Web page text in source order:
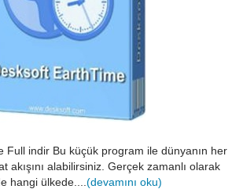
Full indir Bu küçük program ile dünyanın her
akışını alabilirsiniz. Gerçek zamanlı olarak
hangi ülkede.... (devamını oku)